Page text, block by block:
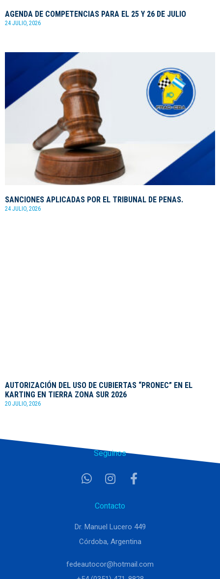
AGENDA DE COMPETENCIAS PARA EL 25 Y 26 DE JULIO
24 JULIO, 2026
SANCIONES APLICADAS POR EL TRIBUNAL DE PENAS.
24 JULIO, 2026
AUTORIZACIÓN DEL USO DE CUBIERTAS “PRONEC” EN EL
KARTING EN TIERRA ZONA SUR 2026
20 JULIO, 2026
Seguinos
Contacto
Dr. Manuel Lucero 449
Córdoba, Argentina
fedeautocor@hotmail.com